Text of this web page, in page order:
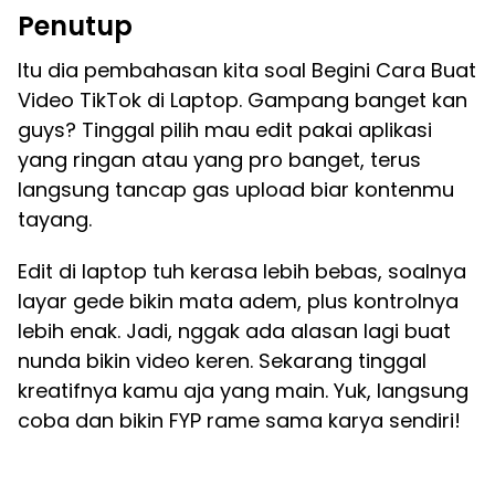
Penutup
Itu dia pembahasan kita soal Begini Cara Buat
Video TikTok di Laptop. Gampang banget kan
guys? Tinggal pilih mau edit pakai aplikasi
yang ringan atau yang pro banget, terus
langsung tancap gas upload biar kontenmu
tayang.
Edit di laptop tuh kerasa lebih bebas, soalnya
layar gede bikin mata adem, plus kontrolnya
lebih enak. Jadi, nggak ada alasan lagi buat
nunda bikin video keren. Sekarang tinggal
kreatifnya kamu aja yang main. Yuk, langsung
coba dan bikin FYP rame sama karya sendiri!